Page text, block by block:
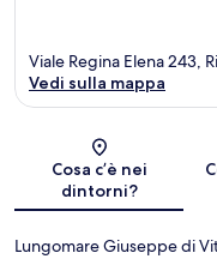
Viale Regina Elena 243,
Vedi sulla mappa
Cosa c’è nei
dintorni?
Lungomare Giuseppe di